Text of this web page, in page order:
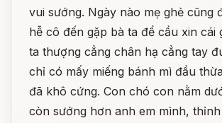
vui sướng. Ngày nào mẹ ghẻ cũng
hễ cô đến gặp bà ta để cầu xin cái
ta thượng cẳng chân hạ cẳng tay
chỉ có mấy miếng bánh mì đầu
đã khô cứng. Con chó con nằm
còn sướng hơn anh em mình,